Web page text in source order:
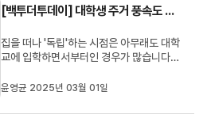
월성동으로 이전했습니다.김대건 신부의 ...
[백투더투데이] 대학생 주거 풍속도 ② 1990년 영남대·효성여대 자취촌
집을 떠나 '독립'하는 시점은 아무래도 대학
교에 입학하면서부터인 경우가 많습니다.
도 있고, 같은 지역이지만 대학교가 너무
우도 있죠. 기숙사엔 들어가기 어렵고 '원
윤영균 2025년 03월 01일